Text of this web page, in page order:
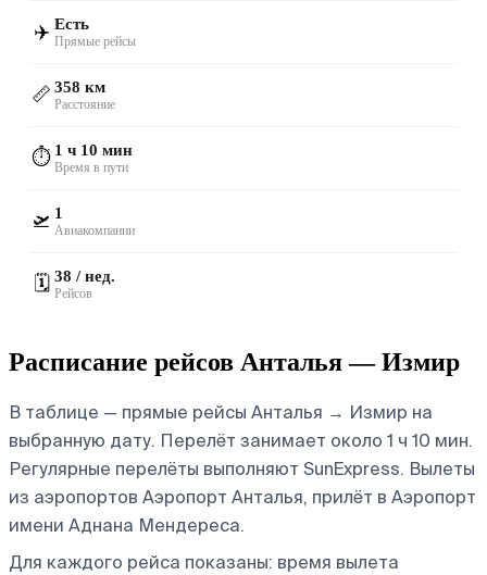
✈️ Есть
Прямые рейсы
📏 358 км
Расстояние
⏱️ 1 ч 10 мин
Время в пути
🛫 1
Авиакомпании
🗓️ 38 / нед.
Рейсов
Расписание рейсов Анталья — Измир
В таблице — прямые рейсы Анталья → Измир на
выбранную дату. Перелёт занимает около 1 ч 10 мин.
Регулярные перелёты выполняют SunExpress. Вылеты
из аэропортов Аэропорт Анталья, прилёт в Аэропорт
имени Аднана Мендереса.
Для каждого рейса показаны: время вылета